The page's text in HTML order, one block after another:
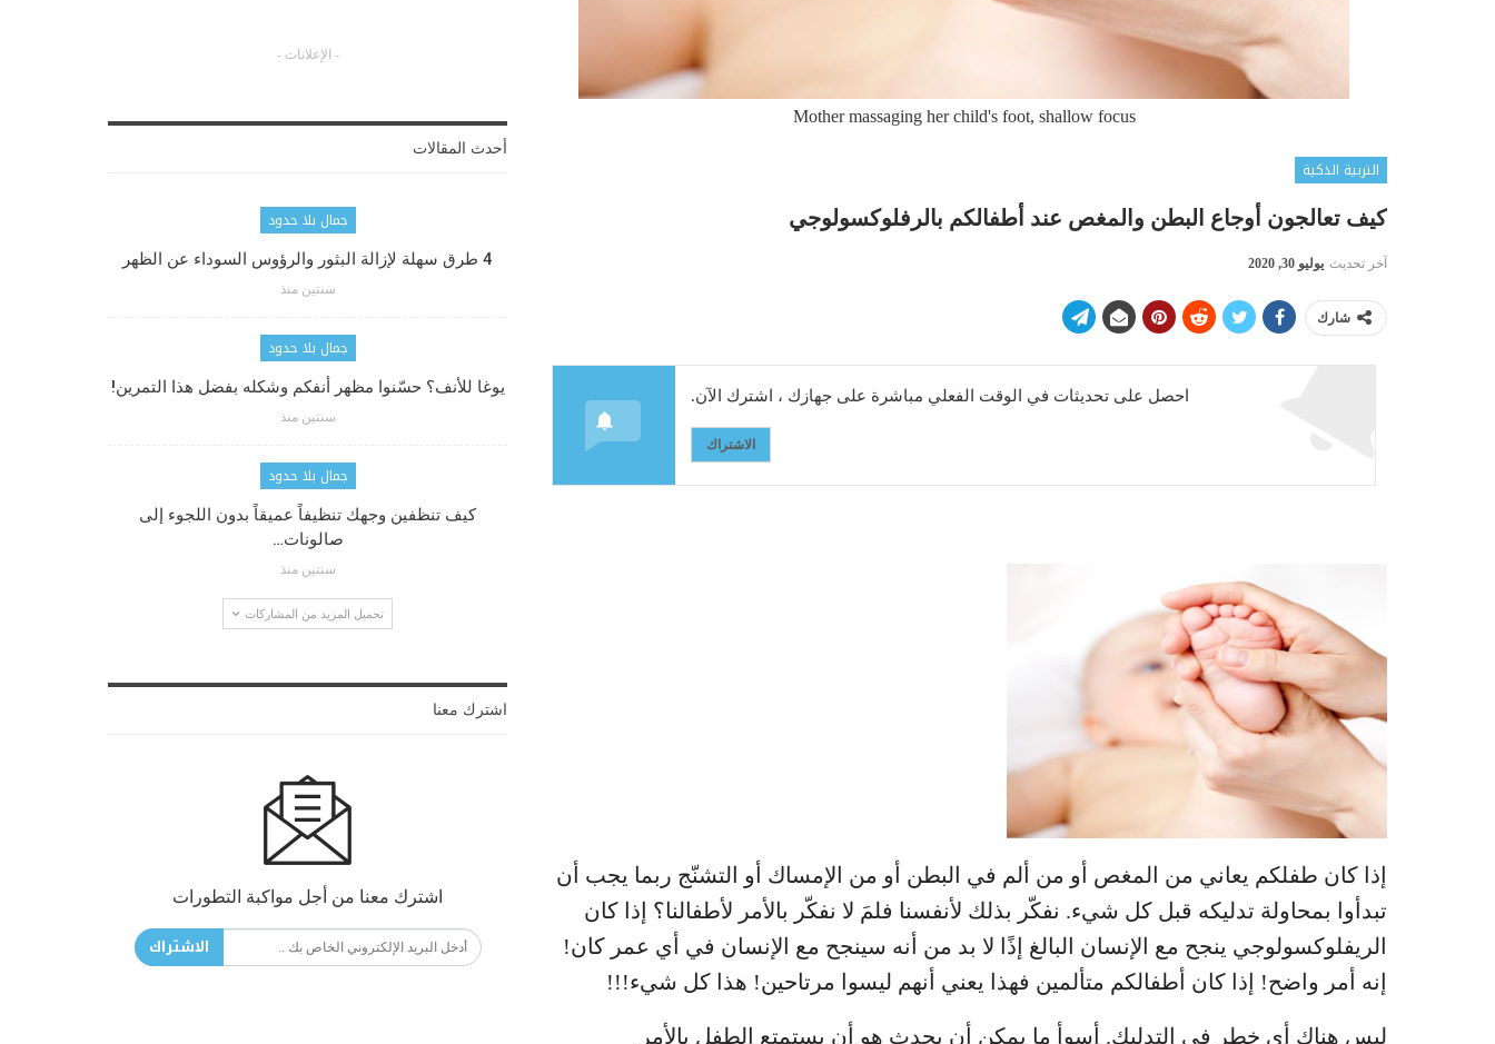
Mother massaging her child's foot, shallow focus
التربية الذكية
كيف تعالجون أوجاع البطن والمغص عند أطفالكم بالرفلوكسولوجي
آخر تحديث يوليو 30, 2020
شارك
احصل على تحديثات في الوقت الفعلي مباشرة على جهازك ، اشترك الآن.
الاشتراك
إذا كان طفلكم يعاني من المغص أو من ألم في البطن أو من الإمساك أو التشنّج ربما يجب أن
تبدأوا بمحاولة تدليكه قبل كل شيء. نفكّر بذلك لأنفسنا فلمَ لا نفكّر بالأمر لأطفالنا؟ إذا كان
الريفلوكسولوجي ينجح مع الإنسان البالغ إذًا لا بد من أنه سينجح مع الإنسان في أي عمر كان!
إنه أمر واضح! إذا كان أطفالكم متألمين فهذا يعني أنهم ليسوا مرتاحين! هذا كل شيء!!!
ليس هناك أي خطر في التدليك. أسوأ ما يمكن أن يحدث هو أن يستمتع الطفل بالأمر
- الإعلانات -
أحدث المقالات
جمال بلا حدود
4 طرق سهلة لإزالة البثور والرؤوس السوداء عن الظهر
سنتين منذ
جمال بلا حدود
يوغا للأنف؟ حسّنوا مظهر أنفكم وشكله بفضل هذا التمرين!
سنتين منذ
جمال بلا حدود
كيف تنظفين وجهك تنظيفاً عميقاً بدون اللجوء إلى
صالونات…
سنتين منذ
تحميل المزيد من المشاركات
اشترك معنا
اشترك معنا من أجل مواكبة التطورات
الاشتراك